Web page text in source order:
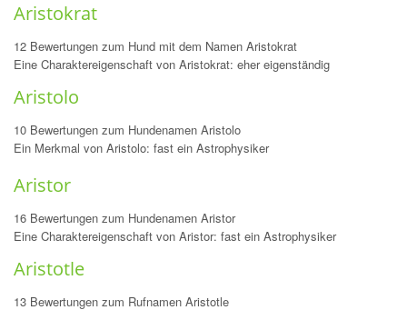
Aristokrat
12 Bewertungen zum Hund mit dem Namen Aristokrat
Eine Charaktereigenschaft von Aristokrat: eher eigenständig
Aristolo
10 Bewertungen zum Hundenamen Aristolo
Ein Merkmal von Aristolo: fast ein Astrophysiker
Aristor
16 Bewertungen zum Hundenamen Aristor
Eine Charaktereigenschaft von Aristor: fast ein Astrophysiker
Aristotle
13 Bewertungen zum Rufnamen Aristotle